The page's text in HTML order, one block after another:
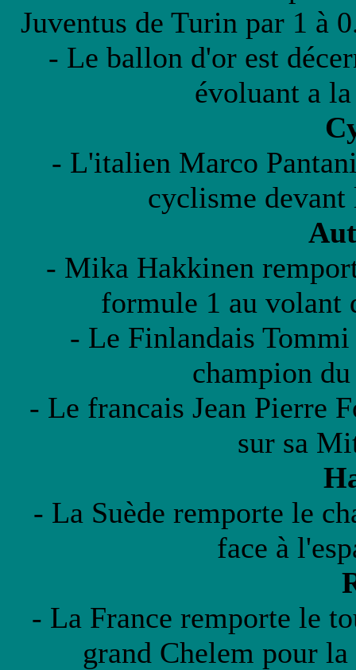
Juventus de Turin par 1 à
- Le ballon d'or est
évoluant a
- L'italien Marco
cyclisme
- Mika Hakkinen
formule 1 au volant
- Le Finlandais
champion
- Le francais Jean Pierre
sur sa
- La Suède remporte le
face à
- La France remporte le
grand Chelem pour la